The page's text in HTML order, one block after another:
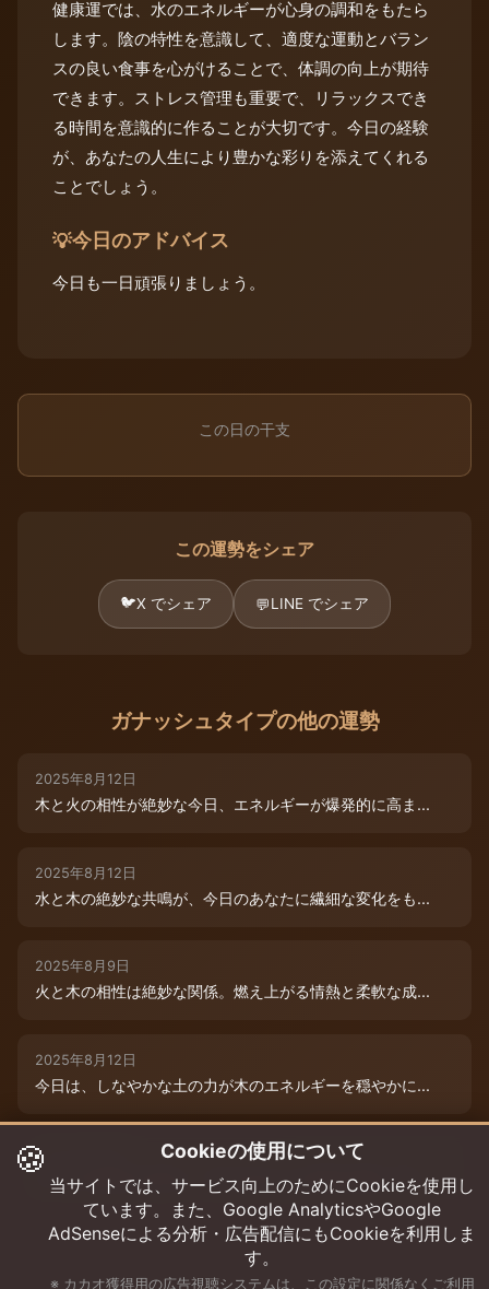
健康運では、水のエネルギーが心身の調和をもたら
します。陰の特性を意識して、適度な運動とバラン
スの良い食事を心がけることで、体調の向上が期待
できます。ストレス管理も重要で、リラックスでき
る時間を意識的に作ることが大切です。今日の経験
が、あなたの人生により豊かな彩りを添えてくれる
ことでしょう。
💡今日のアドバイス
今日も一日頑張りましょう。
この日の干支
この運勢をシェア
🐦X でシェア 💬LINE でシェア
ガナッシュタイプの他の運勢
2025年8月12日
木と火の相性が絶妙な今日、エネルギーが爆発的に高ま...
2025年8月12日
水と木の絶妙な共鳴が、今日のあなたに繊細な変化をも...
2025年8月9日
火と木の相性は絶妙な関係。燃え上がる情熱と柔軟な成...
2025年8月12日
今日は、しなやかな土の力が木のエネルギーを穏やかに...
2025年8月9日
水と木の絶妙な共演が、今日のあなたを特別な輝きで包...
🍪 Cookieの使用について
当サイトでは、サービス向上のためにCookieを使用し
ています。また、Google AnalyticsやGoogle
AdSenseによる分析・広告配信にもCookieを利用しま
す。
※ カカオ獲得用の広告視聴システムは、この設定に関係なくご利用